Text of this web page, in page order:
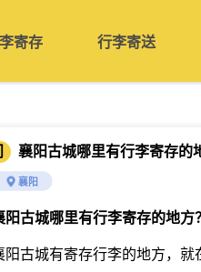
寄存 行李寄送
襄阳古城哪里有行李寄存的
襄阳
阳古城哪里有行李寄存的地方
阳古城有寄存行李的地方，就